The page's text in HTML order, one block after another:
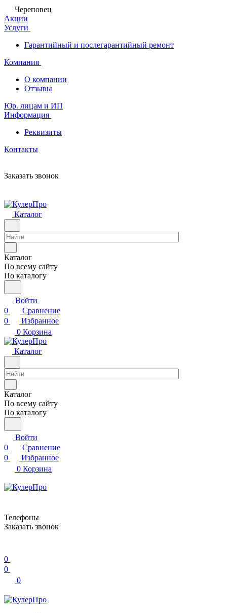
Череповец
Акции
Услуги
Гарантийный и послегарантийный ремонт
Компания
О компании
Отзывы
Юр. лицам и ИП
Информация
Реквизиты
Контакты
Заказать звонок
Каталог
Каталог
По всему сайту
По каталогу
Войти
0
Сравнение
0
Избранное
0 Корзина
Каталог
Каталог
По всему сайту
По каталогу
Войти
0
Сравнение
0
Избранное
0 Корзина
Телефоны
Заказать звонок
0
0
0